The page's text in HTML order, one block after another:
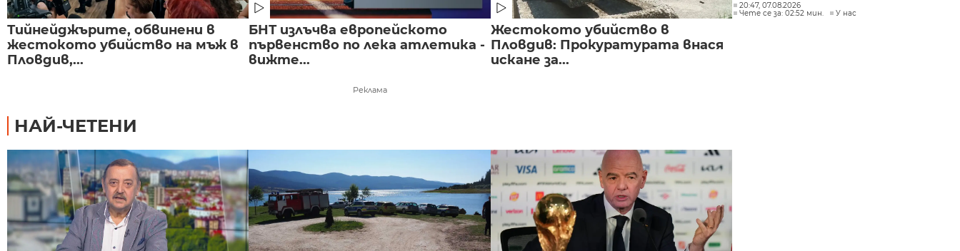
Тийнейджърите, обвинени в
жестокото убийство на мъж в
Пловдив,...
БНТ излъчва европейското
първенство по лека атлетика -
вижте...
Жестокото убийство в
Пловдив: Прокуратурата внася
искане за...
Реклама
НАЙ-ЧЕТЕНИ
20:47, 07.08.2026
Чете се за: 02:52 мин.
У нас